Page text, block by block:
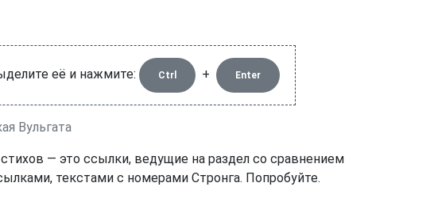
её и нажмите: Ctrl + Enter
Вульгата
— это ссылки, ведущие на раздел со сравнением
текстами с номерами Стронга. Попробуйте.